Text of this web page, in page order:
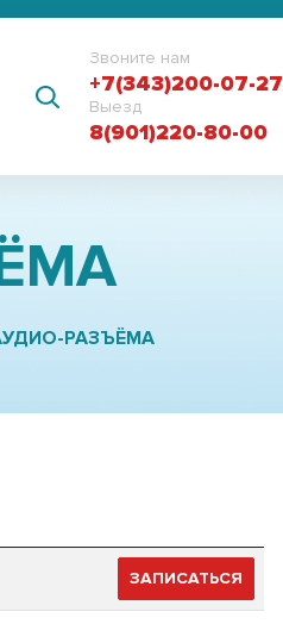
Звоните нам
+7(343)200-07-27
Выезд
8(901)220-80-00
РАЗЪЁМА
ЗАПИСАТЬСЯ